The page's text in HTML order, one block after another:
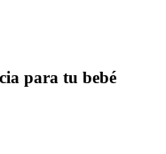
para tu bebé